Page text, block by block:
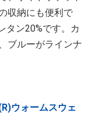
収納にも便利で
タン20%です。カ
ブルーがラインナ
ウォームスウェ